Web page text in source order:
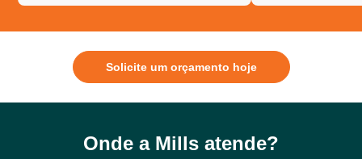
Solicite um orçamento hoje
Onde a Mills atende?